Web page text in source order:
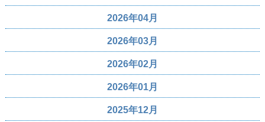
2026年04月
2026年03月
2026年02月
2026年01月
2025年12月